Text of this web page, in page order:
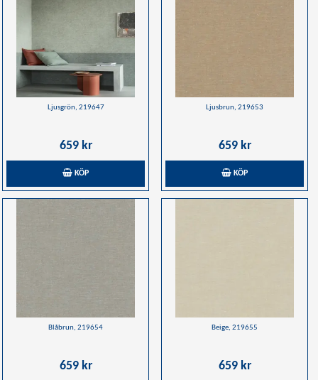
Ljusgrön, 219647
659 kr
KÖP
Ljusbrun, 219653
659 kr
KÖP
Blåbrun, 219654
659 kr
Beige, 219655
659 kr